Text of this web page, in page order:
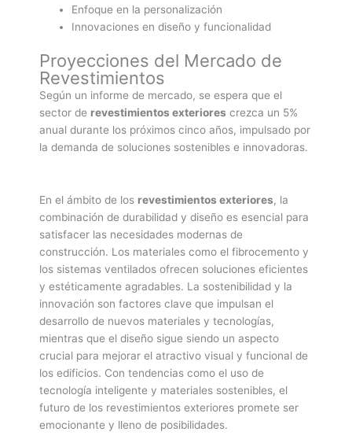
Enfoque en la personalización
Innovaciones en diseño y funcionalidad
Proyecciones del Mercado de
Revestimientos
Según un informe de mercado, se espera que el
sector de revestimientos exteriores crezca un 5%
anual durante los próximos cinco años, impulsado por
la demanda de soluciones sostenibles e innovadoras.
En el ámbito de los revestimientos exteriores, la
combinación de durabilidad y diseño es esencial para
satisfacer las necesidades modernas de
construcción. Los materiales como el fibrocemento y
los sistemas ventilados ofrecen soluciones eficientes
y estéticamente agradables. La sostenibilidad y la
innovación son factores clave que impulsan el
desarrollo de nuevos materiales y tecnologías,
mientras que el diseño sigue siendo un aspecto
crucial para mejorar el atractivo visual y funcional de
los edificios. Con tendencias como el uso de
tecnología inteligente y materiales sostenibles, el
futuro de los revestimientos exteriores promete ser
emocionante y lleno de posibilidades.